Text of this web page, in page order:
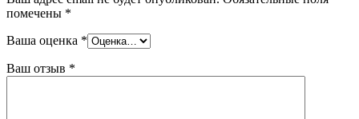
помечены *
Ваша оценка *
Ваш отзыв *